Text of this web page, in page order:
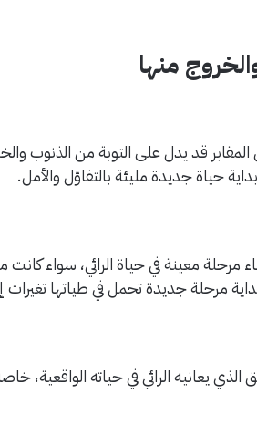
منها
قد يدل على التوبة من الذنوب
حياة جديدة مليئة بالتفاؤل والأمل.
مرحلة معينة في حياة الرائي، سواء
مرحلة جديدة تحمل في طياتها تغيرات
يعانيه الرائي في حياته الواقعية،